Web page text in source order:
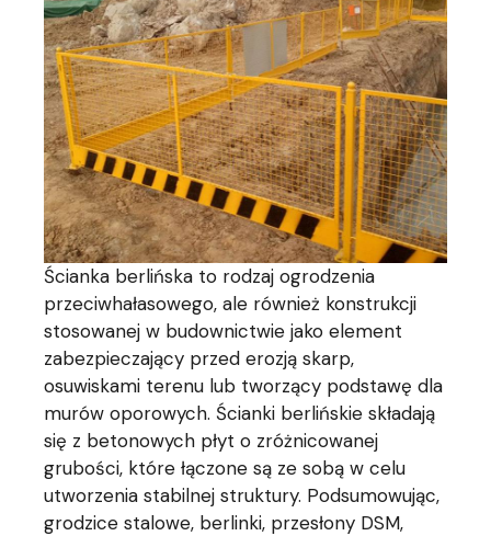
Ścianka berlińska to rodzaj ogrodzenia
przeciwhałasowego, ale również konstrukcji
stosowanej w budownictwie jako element
zabezpieczający przed erozją skarp,
osuwiskami terenu lub tworzący podstawę dla
murów oporowych. Ścianki berlińskie składają
się z betonowych płyt o zróżnicowanej
grubości, które łączone są ze sobą w celu
utworzenia stabilnej struktury. Podsumowując,
grodzice stalowe, berlinki, przesłony DSM,